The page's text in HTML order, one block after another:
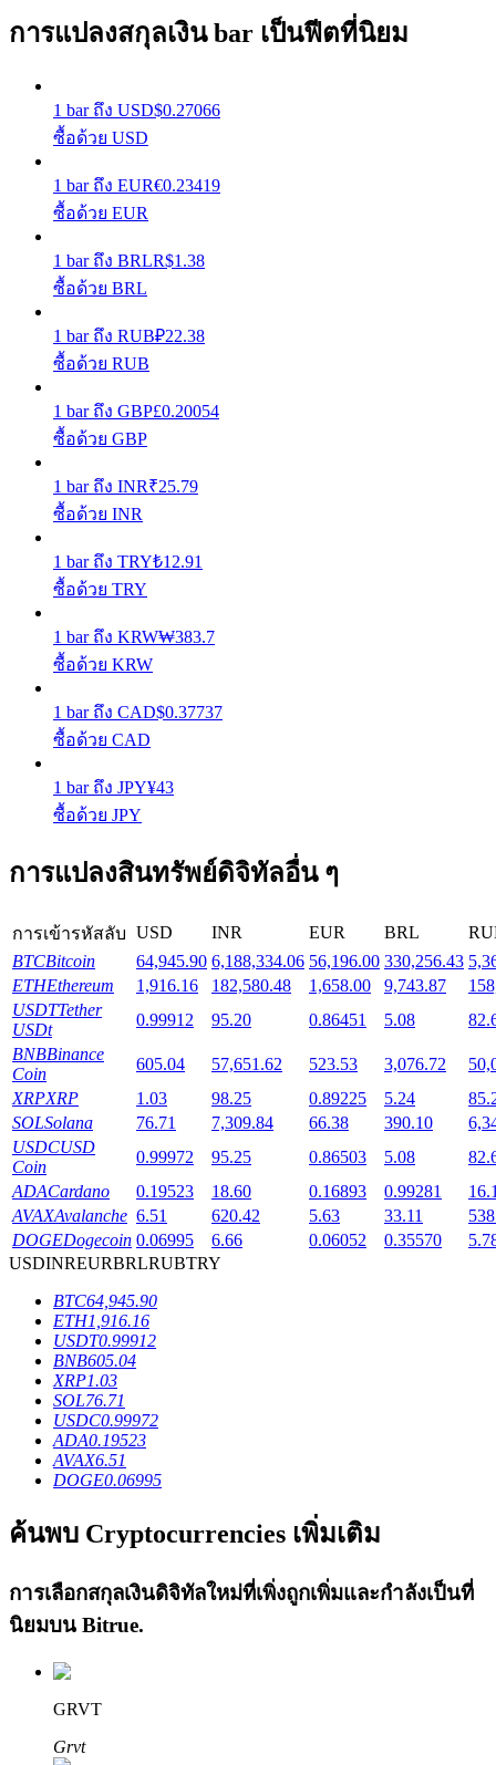
รับรางวัลการแข่งขันทุกวัน
การปักหลัก
ผลตอบแทนสูงและเข้าถึงได้ทันที
Launchpool
การเซ้งแบบยืดหยุ่นเพื่อรับโทเคนยอดนิยม
การล็อค BTR
การลงทุนพิเศษสำหรับผู้ถือ BTR
เงินกู้
บริการยืมเงินที่ได้รับการสนับสนุนจาก Crypto
ลงทุนอัตโนมัติ
คว้าผลกำไรระยะยาวและผลประโยชน์ที่ยืดหยุ่น
เรียนรู้ Staking
เรียนรู้เกี่ยวกับการสร้างรายได้แบบพาสซีฟ
Bitrue
การแปลงสกุลเงิน bar เป็นฟีตที่นิยม
1 bar ถึง USD$0.27066
ซื้อด้วย USD
1 bar ถึง EUR€0.23419
ซื้อด้วย EUR
1 bar ถึง BRLR$1.38
ซื้อด้วย BRL
1 bar ถึง RUB₽22.38
ซื้อด้วย RUB
1 bar ถึง GBP£0.20054
ซื้อด้วย GBP
1 bar ถึง INR₹25.79
ซื้อด้วย INR
1 bar ถึง TRY₺12.91
ซื้อด้วย TRY
1 bar ถึง KRW₩383.7
ซื้อด้วย KRW
1 bar ถึง CAD$0.37737
ซื้อด้วย CAD
1 bar ถึง JPY¥43
ซื้อด้วย JPY
การแปลงสินทรัพย์ดิจิทัลอื่น ๆ
การเข้ารหัสลับ USD INR EUR BRL
BTCBitcoin 64,945.90 6,188,334.06 56,196.00 330,256.43
ETHEthereum 1,916.16 182,580.48 1,658.00 9,743.87
USDTTether
USDt
0.99912 95.20 0.86451 5.08
BNBBinance
Coin
605.04 57,651.62 523.53 3,076.72
XRPXRP 1.03 98.25 0.89225 5.24
SOLSolana 76.71 7,309.84 66.38 390.10
USDCUSD
Coin
0.99972 95.25 0.86503 5.08
ADACardano 0.19523 18.60 0.16893 0.99281
AVAXAvalanche 6.51 620.42 5.63 33.11
DOGEDogecoin 0.06995 6.66 0.06052 0.35570
USDINREURBRLRUBTRY
BTC64,945.90
ETH1,916.16
USDT0.99912
BNB605.04
XRP1.03
SOL76.71
USDC0.99972
ADA0.19523
AVAX6.51
DOGE0.06995
ค้นพบ Cryptocurrencies เพิ่มเติม
การเลือกสกุลเงินดิจิทัลใหม่ที่เพิ่งถูกเพิ่มและกำลังเป็นที่
นิยมบน Bitrue.
GRVT
Grvt